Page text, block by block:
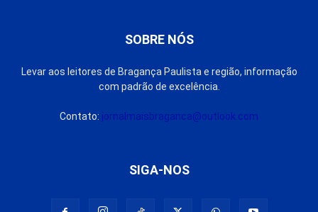
SOBRE NÓS
Levar aos leitores de Bragança Paulista e região, informação
com padrão de excelência.
Contato: jornalmaisbraganca@outlook.com
SIGA-NOS